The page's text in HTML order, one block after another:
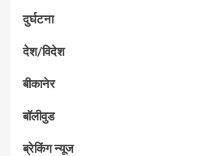
दुर्घटना
देश/विदेश
बीकानेर
बॉलीवुड
ब्रेकिंग न्यूज